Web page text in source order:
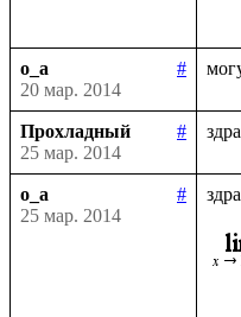
o_a
#
20 мар. 2014
Прохладный
#
25 мар. 2014
o_a
#
25 мар. 2014